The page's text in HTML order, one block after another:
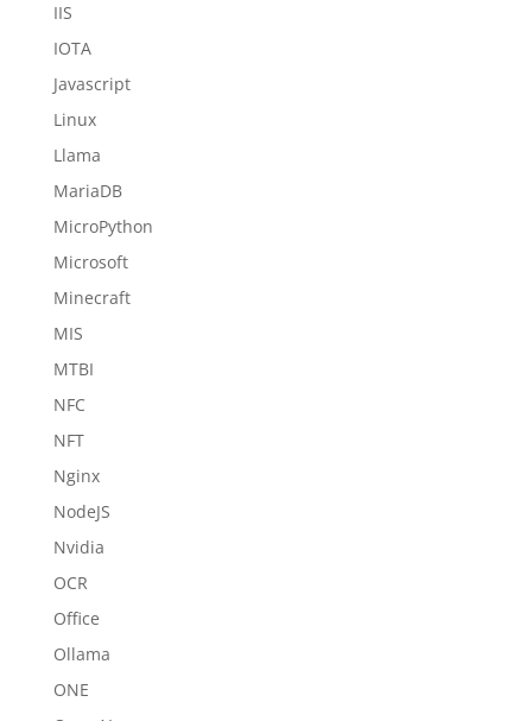
IIS
IOTA
Javascript
Linux
Llama
MariaDB
MicroPython
Microsoft
Minecraft
MIS
MTBI
NFC
NFT
Nginx
NodeJS
Nvidia
OCR
Office
Ollama
ONE